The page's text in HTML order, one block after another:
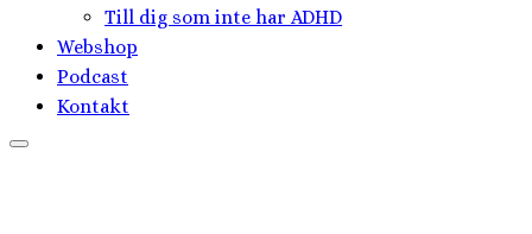
Till dig som inte har ADHD
Webshop
Podcast
Kontakt